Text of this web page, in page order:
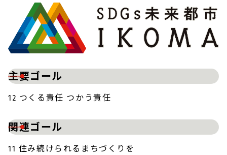
主要ゴール
12 つくる責任 つかう責任
関連ゴール
11 住み続けられるまちづくりを